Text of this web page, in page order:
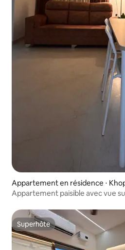
Appartement en résidence ⋅
Appartement paisible avec vue
Superhôte
Superhôte